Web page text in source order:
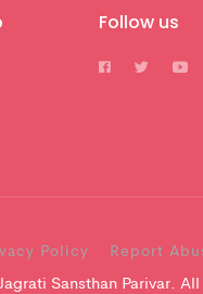
Follow us
Policy Report
Sansthan Parivar.